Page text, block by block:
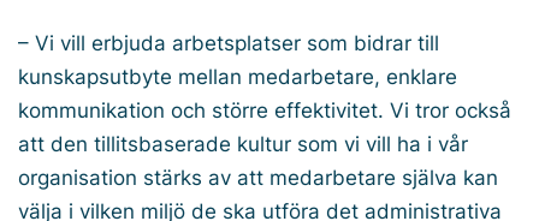
– Vi vill erbjuda arbetsplatser som bidrar till
kunskapsutbyte mellan medarbetare, enklare
kommunikation och större effektivitet. Vi tror också
att den tillitsbaserade kultur som vi vill ha i vår
organisation stärks av att medarbetare själva kan
välja i vilken miljö de ska utföra det administrativa